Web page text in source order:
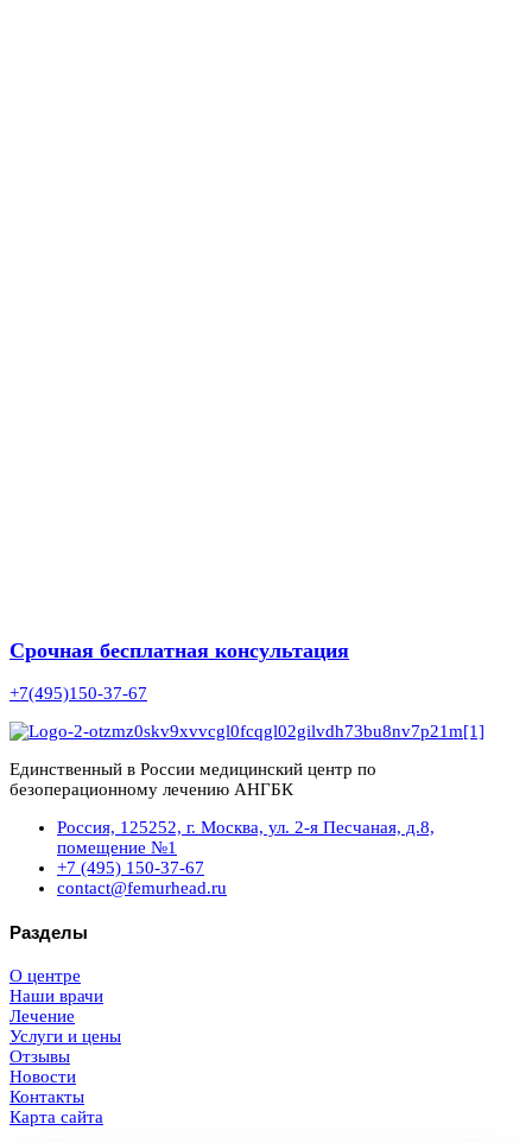
Срочная бесплатная консультация
+7(495)150-37-67
Единственный в России медицинский центр по
безоперационному лечению АНГБК
Россия, 125252, г. Москва, ул. 2-я Песчаная, д.8,
помещение №1
+7 (495) 150-37-67
contact@femurhead.ru
Разделы
О центре
Наши врачи
Лечение
Услуги и цены
Отзывы
Новости
Контакты
Карта сайта